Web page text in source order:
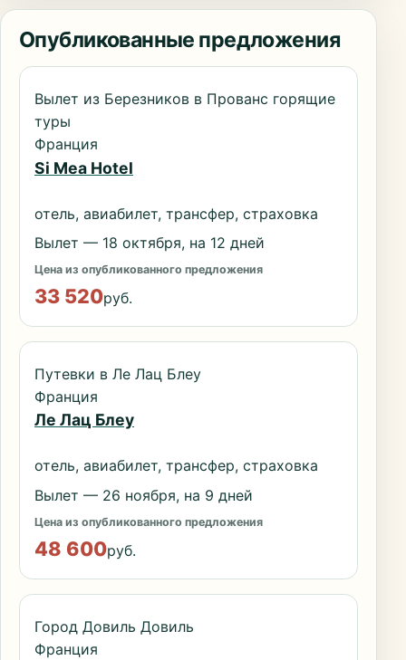
Опубликованные предложения
Вылет из Березников в Прованс горящие
туры
Франция
Si Mea Hotel
отель, авиабилет, трансфер, страховка
Вылет — 18 октября, на 12 дней
Цена из опубликованного предложения
33 520руб.
Путевки в Ле Лац Блеу
Франция
Ле Лац Блеу
отель, авиабилет, трансфер, страховка
Вылет — 26 ноября, на 9 дней
Цена из опубликованного предложения
48 600руб.
Город Довиль Довиль
Франция